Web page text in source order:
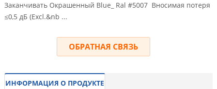
Заканчивать Окрашенный Blue_ Ral #5007 Вносимая потеря
≤0,5 дБ (Excl.&nb ...
ОБРАТНАЯ СВЯЗЬ
ИНФОРМАЦИЯ О ПРОДУКТЕ